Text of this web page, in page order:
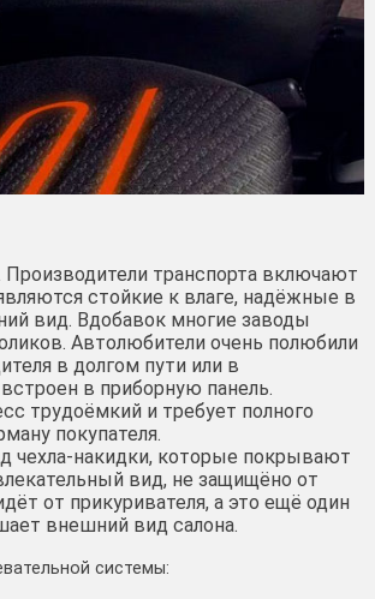
транспорта включают
стойкие к влаге, надёжные в
вид. Вдобавок многие заводы
Автолюбители очень полюбили
в долгом пути или в
в приборную панель.
трудоёмкий и требует полного
покупателя.
чехла-накидки, которые покрывают
вид, не защищёно от
от прикуривателя, а это ещё один
внешний вид салона.
системы: